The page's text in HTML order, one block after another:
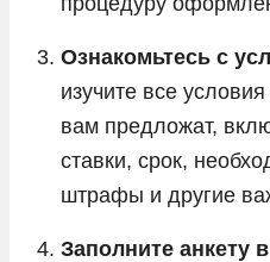
Ознакомьтесь с
изучите все
вам предложат,
ставки, срок,
штрафы и другие
Заполните анкету